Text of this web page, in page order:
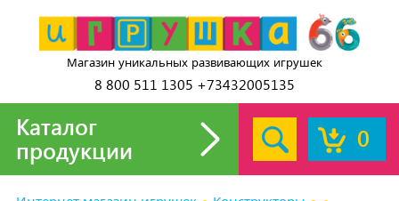
Магазин уникальных развивающих игрушек
8 800 511 1305 +73432005135
0
Каталог
продукции